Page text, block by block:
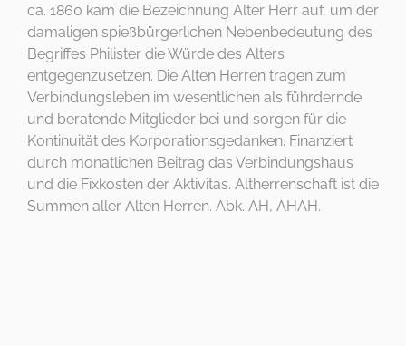
Eventlocation Bremeneck
Tel: 06221 26 517
MITMACHEN!
IDEE
MENSUR
KONTAKT
WIE BITTE?
ca. 1860 kam die Bezeichnung Alter Herr auf, um der
damaligen spießbürgerlichen Nebenbedeutung des
Begriffes Philister die Würde des Alters
entgegenzusetzen. Die Alten Herren tragen zum
Verbindungsleben im wesentlichen als führdernde
und beratende Mitglieder bei und sorgen für die
Kontinuität des Korporationsgedanken. Finanziert
durch monatlichen Beitrag das Verbindungshaus
und die Fixkosten der Aktivitas. Altherrenschaft ist die
Summen aller Alten Herren. Abk. AH, AHAH.
DIES IST DEIN MENÜ
Wo
möchtest